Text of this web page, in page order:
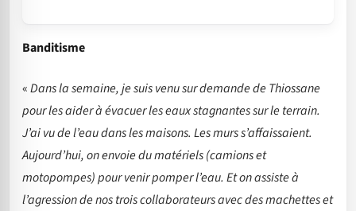
Banditisme
«Dans la semaine, je suis venu sur demande de Thiossane
pour les aider à évacuer les eaux stagnantes sur le terrain.
J’ai vu de l’eau dans les maisons. Les murs s’affaissaient.
Aujourd’hui, on envoie du matériels (camions et
motopompes) pour venir pomper l’eau. Et on assiste à
l’agression de nos trois collaborateurs avec des machettes et